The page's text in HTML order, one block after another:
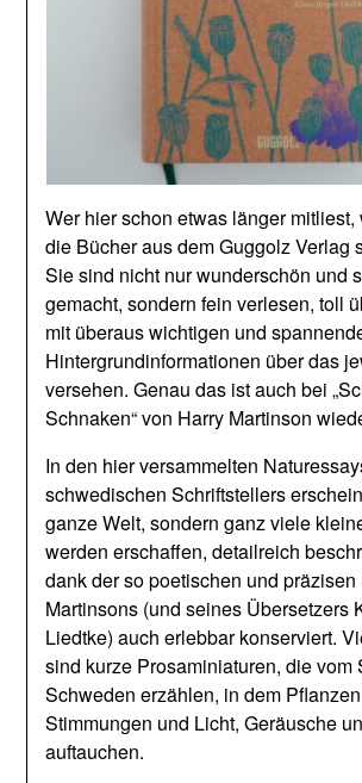
Wer hier schon etwas länger
die Bücher aus dem Guggolz Verlag
Sie sind nicht nur wunderschön und
gemacht, sondern fein verlesen, toll
mit überaus wichtigen und
Hintergrundinformationen über das
versehen. Genau das ist auch bei
Schnaken“ von Harry Martinson
In den hier versammelten
schwedischen Schriftstellers
ganze Welt, sondern ganz viele
werden erschaffen, detailreich
dank der so poetischen und
Martinsons (und seines Übersetzers
Liedtke) auch erlebbar konserviert.
sind kurze Prosaminiaturen, die vom
Schweden erzählen, in dem
Stimmungen und Licht, Geräusche
auftauchen.